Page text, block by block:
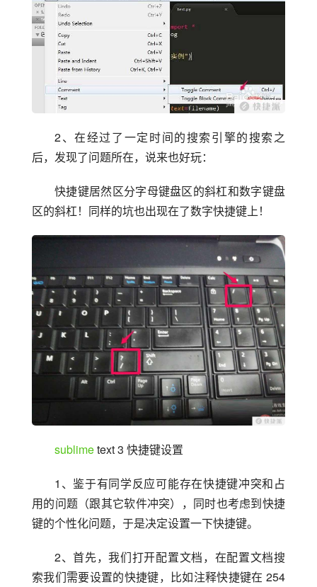
2、在经过了一定时间的搜索引擎的搜索之
后，发现了问题所在，说来也好玩：
快捷键居然区分字母键盘区的斜杠和数字键盘
区的斜杠！同样的坑也出现在了数字快捷键上！
sublime text 3 快捷键设置
1、鉴于有同学反应可能存在快捷键冲突和占
用的问题（跟其它软件冲突），同时也考虑到快捷
键的个性化问题，于是决定设置一下快捷键。
2、首先，我们打开配置文档，在配置文档搜
索我们需要设置的快捷键，比如注释快捷键在 254